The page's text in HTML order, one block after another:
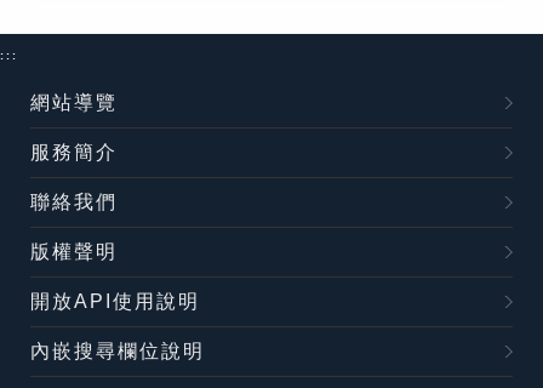
:::
網站導覽
服務簡介
聯絡我們
版權聲明
開放API使用說明
內嵌搜尋欄位說明